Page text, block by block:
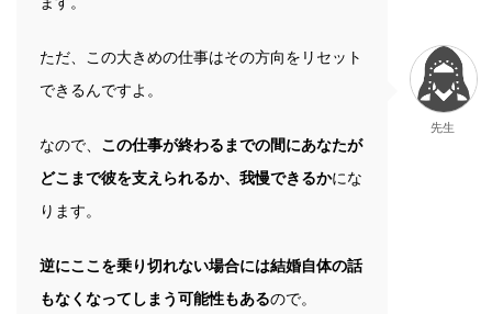
ただ、この大きめの仕事はその方向をリセット
できるんですよ。
なので、 この仕事が終わるまでの間にあなたが
どこまで彼を支えられるか、我慢できるかにな
ります。
逆にここを乗り切れない場合には結婚自体の話
もなくなってしまう可能性もあるので。
先生